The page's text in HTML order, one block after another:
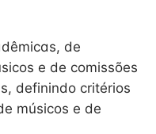
de
e de comissões
definindo critérios
músicos e de